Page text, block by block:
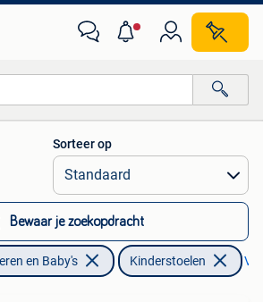
Alle afstanden…
Sorteer op
Bewaar je zoekopdracht
en Baby's Kinderstoelen